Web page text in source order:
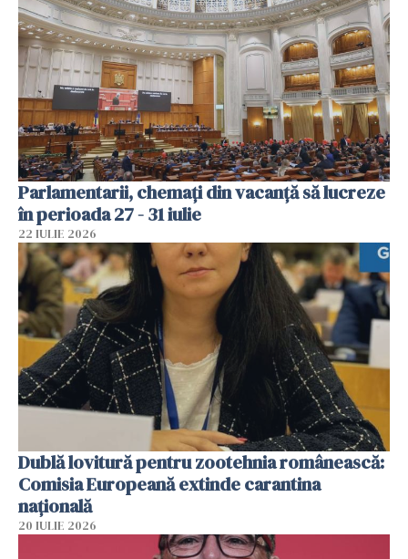
Parlamentarii, chemați din vacanță să lucreze
în perioada 27 - 31 iulie
22 IULIE 2026
Dublă lovitură pentru zootehnia românească:
Comisia Europeană extinde carantina
națională
20 IULIE 2026